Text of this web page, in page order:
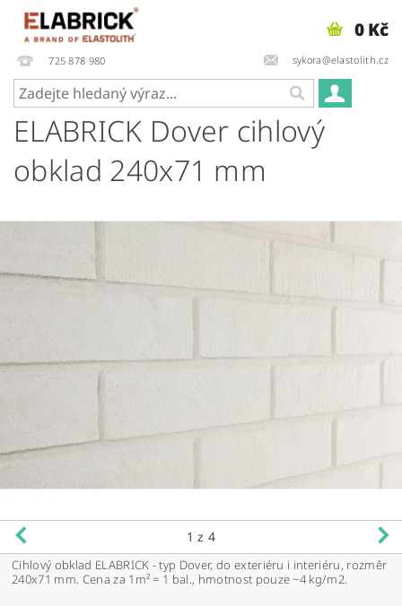
725 878 980 sykora@elastolith.cz
0 Kč
ELABRICK Dover cihlový
obklad 240x71 mm
1 z 4
Cihlový obklad ELABRICK - typ Dover, do exteriéru i interiéru, rozměr
240x71 mm. Cena za 1m² = 1 bal., hmotnost pouze ~4 kg/m2.